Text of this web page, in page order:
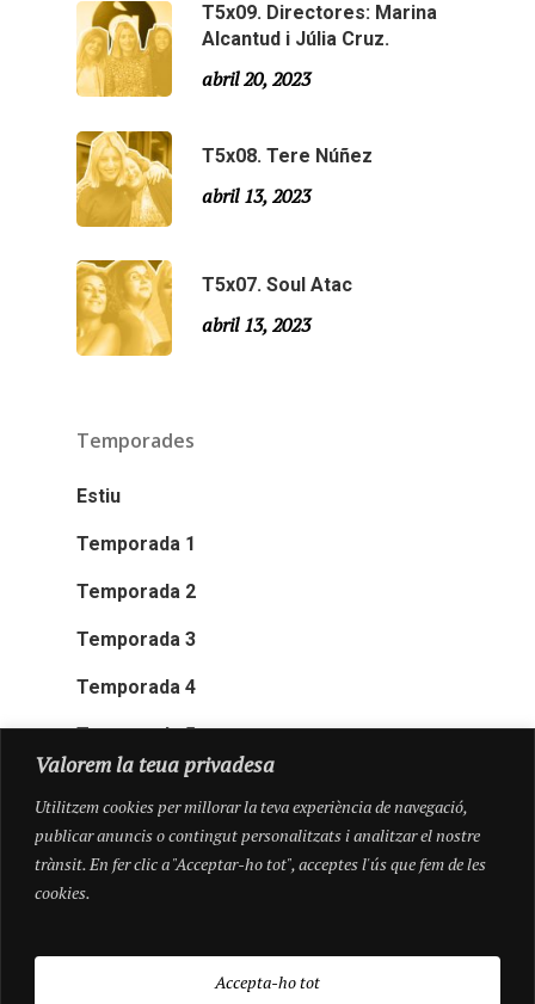
Valorem la teua privadesa
Utilitzem cookies per millorar la teva experiència de navegació,
publicar anuncis o contingut personalitzats i analitzar el nostre
trànsit. En fer clic a "Acceptar-ho tot", acceptes l'ús que fem de les
cookies.
Accepta-ho tot
T5x09. Directores: Marina
Alcantud i Júlia Cruz.
abril 20, 2023
T5x08. Tere Núñez
abril 13, 2023
T5x07. Soul Atac
abril 13, 2023
Temporades
Estiu
Temporada 1
Temporada 2
Temporada 3
Temporada 4
Temporada 5